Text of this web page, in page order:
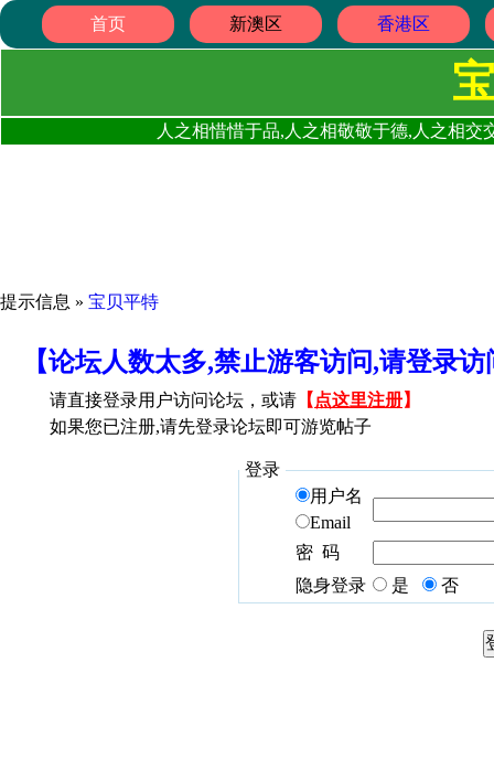
首页 新澳区 香港区
人之相惜惜于品,人之相敬敬于德,人之相
提示信息 » 宝贝平特
【论坛人数太多,禁止游客访问,请登录
请直接登录用户访问论坛，或请 【 点这里注册】
如果您已注册,请先登录论坛即可游览帖子
登录
用户名
Email
密 码
隐身登录
是 否